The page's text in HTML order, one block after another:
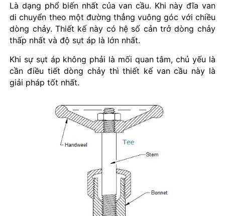
Là dạng phổ biến nhất của van cầu. Khi này đĩa van
di chuyển theo một đường thẳng vuông góc với chiều
dòng chảy. Thiết kế này có hệ số cản trở dòng chảy
thấp nhất và độ sụt áp là lớn nhất.
Khi sự sụt áp không phải là mối quan tâm, chủ yếu là
cần điều tiết dòng chảy thì thiết kế van cầu này là
giải pháp tốt nhất.